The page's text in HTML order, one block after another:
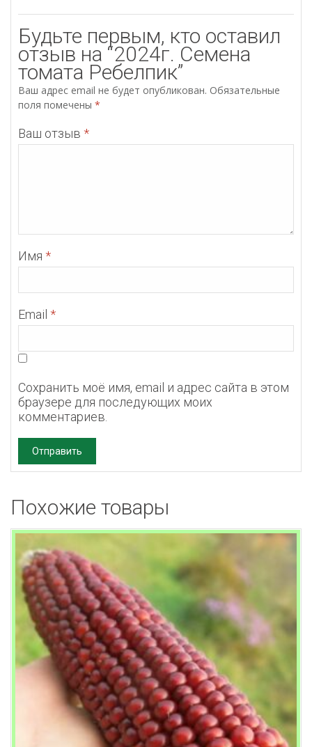
Будьте первым, кто оставил
отзыв на “2024г. Семена
томата Ребелпик”
Ваш адрес email не будет опубликован. Обязательные
поля помечены *
Ваш отзыв *
Имя *
Email *
Сохранить моё имя, email и адрес сайта в этом
браузере для последующих моих
комментариев.
Похожие товары